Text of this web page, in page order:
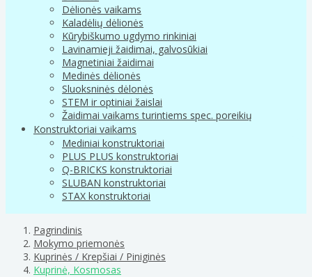
Dėlionės vaikams
Kaladėlių dėlionės
Kūrybiškumo ugdymo rinkiniai
Lavinamieji žaidimai, galvosūkiai
Magnetiniai žaidimai
Medinės dėlionės
Sluoksninės dėlonės
STEM ir optiniai žaislai
Žaidimai vaikams turintiems spec. poreikių
Konstruktoriai vaikams
Mediniai konstruktoriai
PLUS PLUS konstruktoriai
Q-BRICKS konstruktoriai
SLUBAN konstruktoriai
STAX konstruktoriai
Pagrindinis
Mokymo priemonės
Kuprinės / Krepšiai / Piniginės
Kuprinė, Kosmosas